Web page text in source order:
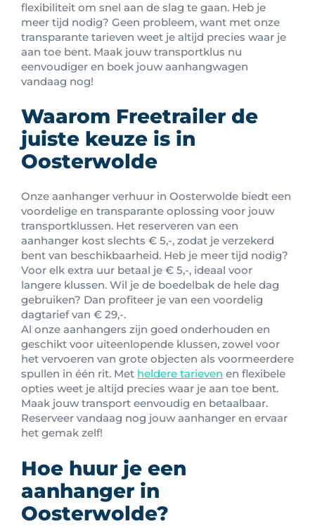
flexibiliteit om snel aan de slag te gaan. Heb je
meer tijd nodig? Geen probleem, want met onze
transparante tarieven weet je altijd precies waar je
aan toe bent. Maak jouw transportklus nu
eenvoudiger en boek jouw aanhangwagen
vandaag nog!
Waarom Freetrailer de
juiste keuze is in
Oosterwolde
Onze aanhanger verhuur in Oosterwolde biedt een
voordelige en transparante oplossing voor jouw
transportklussen. Het reserveren van een
aanhanger kost slechts € 5,-, zodat je verzekerd
bent van beschikbaarheid. Heb je meer tijd nodig?
Voor elk extra uur betaal je € 5,-, ideaal voor
langere klussen. Wil je de boedelbak de hele dag
gebruiken? Dan profiteer je van een voordelig
dagtarief van € 29,-.
Al onze aanhangers zijn goed onderhouden en
geschikt voor uiteenlopende klussen, zowel voor
het vervoeren van grote objecten als voormeerdere
spullen in één rit. Met heldere tarieven en flexibele
opties weet je altijd precies waar je aan toe bent.
Maak jouw transport eenvoudig en betaalbaar.
Reserveer vandaag nog jouw aanhanger en ervaar
het gemak zelf!
Hoe huur je een
aanhanger in
Oosterwolde?